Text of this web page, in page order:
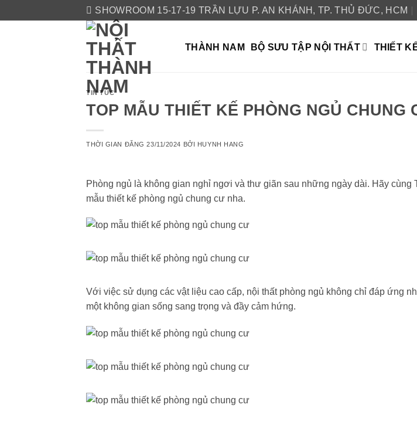
to
SHOWROOM 15-17-19 TRẦN LỰU P. AN KHÁNH, TP. THỦ ĐỨC, HCM
THÀNH NAM BỘ SƯU TẬP NỘI THẤT THIẾT
TIN TỨC
TOP MẪU THIẾT KẾ PHÒNG NGỦ CHUNG
THỜI GIAN ĐĂNG23/11/2024 BỞI HUYNH HANG
Phòng ngủ là không gian nghỉ ngơi và thư giãn sau những ngày dài. Hãy cùng
mẫu thiết kế phòng ngủ chung cư nha.
Với việc sử dụng các vật liệu cao cấp, nội thất phòng ngủ không chỉ đáp ứng
một không gian sống sang trọng và đầy cảm hứng.